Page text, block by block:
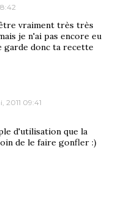
vraiment très très
je n'ai pas encore eu
garde donc ta recette
2011 09:41
d'utilisation que la
de le faire gonfler :)